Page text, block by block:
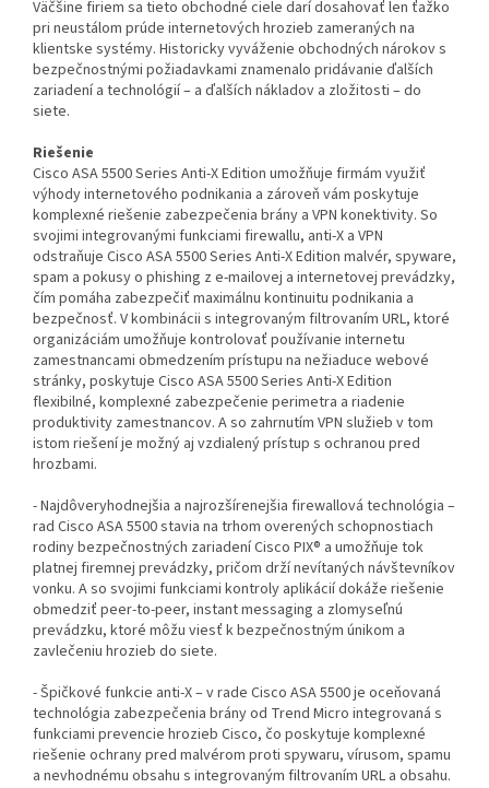
Väčšine firiem sa tieto obchodné ciele darí dosahovať len ťažko
pri neustálom prúde internetových hrozieb zameraných na
klientske systémy. Historicky vyváženie obchodných nárokov s
bezpečnostnými požiadavkami znamenalo pridávanie ďalších
zariadení a technológií – a ďalších nákladov a zložitosti – do
siete.
Riešenie
Cisco ASA 5500 Series Anti-X Edition umožňuje firmám využiť
výhody internetového podnikania a zároveň vám poskytuje
komplexné riešenie zabezpečenia brány a VPN konektivity. So
svojimi integrovanými funkciami firewallu, anti-X a VPN
odstraňuje Cisco ASA 5500 Series Anti-X Edition malvér, spyware,
spam a pokusy o phishing z e-mailovej a internetovej prevádzky,
čím pomáha zabezpečiť maximálnu kontinuitu podnikania a
bezpečnosť. V kombinácii s integrovaným filtrovaním URL, ktoré
organizáciám umožňuje kontrolovať používanie internetu
zamestnancami obmedzením prístupu na nežiaduce webové
stránky, poskytuje Cisco ASA 5500 Series Anti-X Edition
flexibilné, komplexné zabezpečenie perimetra a riadenie
produktivity zamestnancov. A so zahrnutím VPN služieb v tom
istom riešení je možný aj vzdialený prístup s ochranou pred
hrozbami.
- Najdôveryhodnejšia a najrozšírenejšia firewallová technológia –
rad Cisco ASA 5500 stavia na trhom overených schopnostiach
rodiny bezpečnostných zariadení Cisco PIX® a umožňuje tok
platnej firemnej prevádzky, pričom drží nevítaných návštevníkov
vonku. A so svojimi funkciami kontroly aplikácií dokáže riešenie
obmedziť peer-to-peer, instant messaging a zlomyseľnú
prevádzku, ktoré môžu viesť k bezpečnostným únikom a
zavlečeniu hrozieb do siete.
- Špičkové funkcie anti-X – v rade Cisco ASA 5500 je oceňovaná
technológia zabezpečenia brány od Trend Micro integrovaná s
funkciami prevencie hrozieb Cisco, čo poskytuje komplexné
riešenie ochrany pred malvérom proti spywaru, vírusom, spamu
a nevhodnému obsahu s integrovaným filtrovaním URL a obsahu.